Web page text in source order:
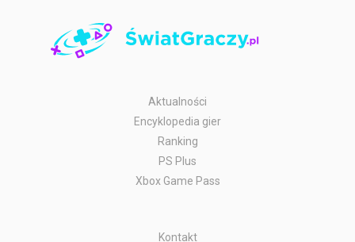
Aktualności
Encyklopedia gier
Ranking
PS Plus
Xbox Game Pass
Kontakt